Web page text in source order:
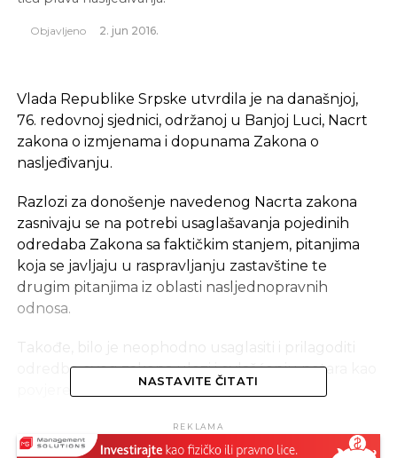
Objavljeno 2. jun 2016.
​Vlada Republike Srpske utvrdila je na današnjoj,
76. redovnoj sjednici, održanoj u Banjoj Luci, Nacrt
zakona o izmjenama i dopunama Zakona o
nasljeđivanju.
Razlozi za donošenje navedenog Nacrta zakona
zasnivaju se na potrebi usaglašavanja pojedinih
odredaba Zakona sa faktičkim stanjem, pitanjima
koja se javljaju u raspravljanju zastavštine te
drugim pitanjima iz oblasti nasljednopravnih
odnosa.
Takođe, bilo je neophodno usaglasiti i prilagoditi
odredbe ovog zakona ulozi i ovlašćenju notara kao
povjerenika suda, u provođenju ostavinskih
njihovoj ulozi u drugim slučajevima ,kada obavljaju
poslove koji se tiču nasljednopravnih odnosa, kao
NASTAVITE ČITATI
REKLAMA